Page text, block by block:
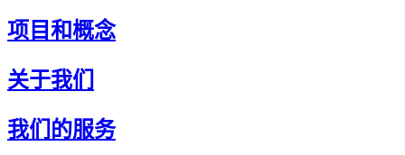
项目和概念
关于我们
我们的服务